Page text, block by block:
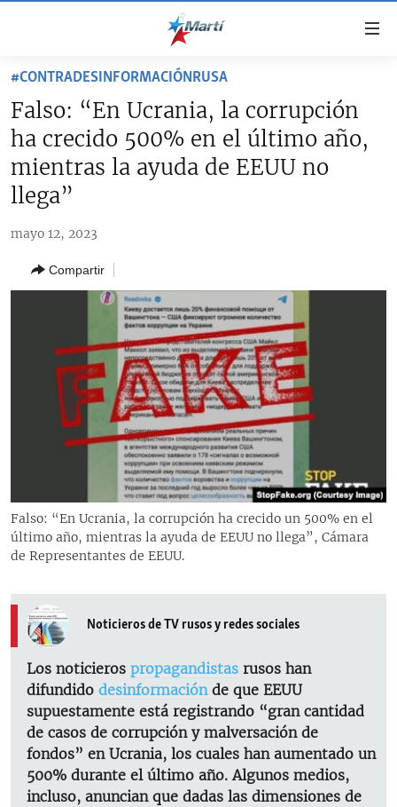
accesibilidad
contenido
principal
navegación
principal
búsqueda
CUBA
CUBA
DERECHOS HUMANOS
SOBRE CUBA
ESTADOS UNIDOS
ESTADOS UNIDOS
AMÉRICA LATINA
ARTE Y ENTRETENIMIENTO
OPINIÓN GRÁFICA
AUDIOVISUALES MARTÍ
RADIO MARTÍ
ESPECIALES
SER VIEJO EN CUBA
LOS SANTOS DE HIALEAH
DESINFORMACIÓN RUSA EN AMÉRICA LATINA
LA INVASIÓN DE RUSIA A UCRANIA
EDITORIALES
SÍGUENOS
#CONTRADESINFORMACIÓNRUSA
Falso: “En Ucrania, la corrupción
ha crecido 500% en el último año,
mientras la ayuda de EEUU no
llega”
mayo 12, 2023
Compartir
Falso: “En Ucrania, la corrupción ha crecido un 500% en el
último año, mientras la ayuda de EEUU no llega”, Cámara
de Representantes de EEUU.
Noticieros de TV rusos y redes sociales
Los noticieros propagandistas rusos han
difundido desinformación de que EEUU
supuestamente está registrando “gran cantidad
de casos de corrupción y malversación de
fondos” en Ucrania, los cuales han aumentado un
500% durante el último año. Algunos medios,
incluso, anuncian que dadas las dimensiones de